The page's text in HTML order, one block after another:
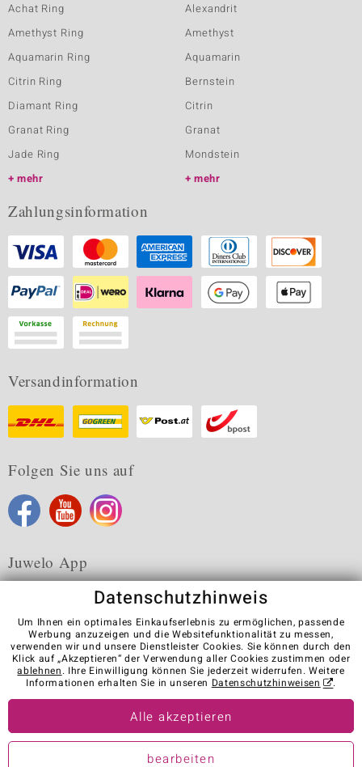
Achat Ring
Amethyst Ring
Aquamarin Ring
Citrin Ring
Diamant Ring
Granat Ring
Jade Ring
mehr
Alexandrit
Amethyst
Aquamarin
Bernstein
Citrin
Granat
Mondstein
mehr
Zahlungsinformation
Versandinformation
Folgen Sie uns auf
Juwelo App
Karriere AGB Datenschutz Cookies
Impressum
Kontakt
Vertrag widerrufen
Visit our stores in other countries:
© Juwelo Deutschland GmbH (ein Tochterunternehmen der elumeo
Datenschutzhinweis
Um Ihnen ein optimales Einkaufserlebnis zu ermöglichen, passende
Werbung anzuzeigen und die Websitefunktionalität zu messen,
verwenden wir und unsere Dienstleister Cookies. Sie können durch den
Klick auf „Akzeptieren“ der Verwendung aller Cookies zustimmen oder
ablehnen. Ihre Einwilligung können Sie jederzeit widerrufen. Weitere
Informationen erhalten Sie in unseren Datenschutzhinweisen .
Alle akzeptieren
bearbeiten